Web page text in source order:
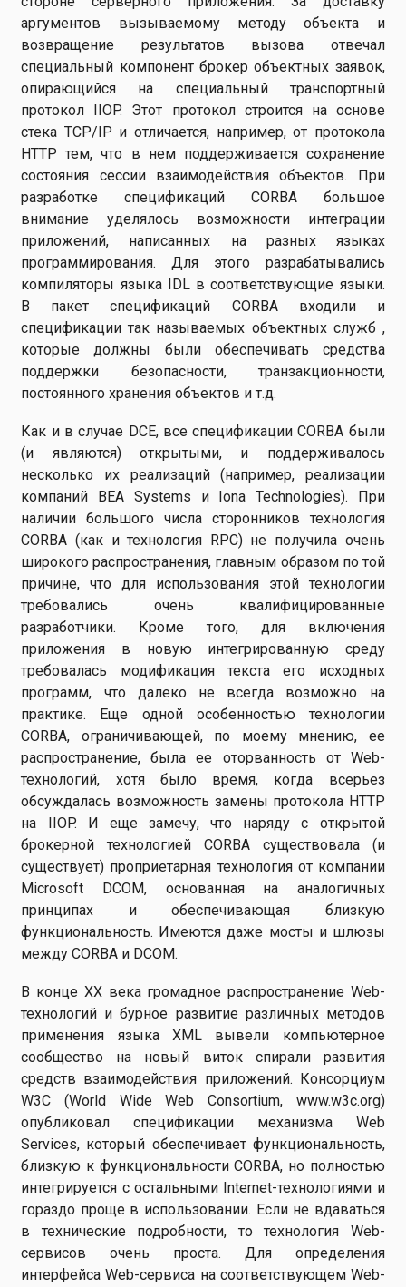
аргументов вызываемому методу объекта и
возвращение результатов вызова отвечал
специальный компонент брокер объектных заявок,
опирающийся на специальный транспортный
протокол IIOP. Этот протокол строится на основе
стека TCP/IP и отличается, например, от протокола
HTTP тем, что в нем поддерживается сохранение
состояния сессии взаимодействия объектов. При
разработке спецификаций CORBA большое
внимание уделялось возможности интеграции
приложений, написанных на разных языках
программирования. Для этого разрабатывались
компиляторы языка IDL в соответствующие языки.
В пакет спецификаций CORBA входили и
спецификации так называемых объектных служб ,
которые должны были обеспечивать средства
поддержки безопасности, транзакционности,
постоянного хранения объектов и т.д.
Как и в случае DCE, все спецификации CORBA были
(и являются) открытыми, и поддерживалось
несколько их реализаций (например, реализации
компаний BEA Systems и Iona Technologies). При
наличии большого числа сторонников технология
CORBA (как и технология RPC) не получила очень
широкого распространения, главным образом по той
причине, что для использования этой технологии
требовались очень квалифицированные
разработчики. Кроме того, для включения
приложения в новую интегрированную среду
требовалась модификация текста его исходных
программ, что далеко не всегда возможно на
практике. Еще одной особенностью технологии
CORBA, ограничивающей, по моему мнению, ее
распространение, была ее оторванность от Web-
технологий, хотя было время, когда всерьез
обсуждалась возможность замены протокола HTTP
на IIOP. И еще замечу, что наряду с открытой
брокерной технологией CORBA существовала (и
существует) проприетарная технология от компании
Microsoft DCOM, основанная на аналогичных
принципах и обеспечивающая близкую
функциональность. Имеются даже мосты и шлюзы
между CORBA и DCOM.
В конце XX века громадное распространение Web-
технологий и бурное развитие различных методов
применения языка XML вывели компьютерное
сообщество на новый виток спирали развития
средств взаимодействия приложений. Консорциум
W3C (World Wide Web Consortium, www.w3c.org)
опубликовал спецификации механизма Web
Services, который обеспечивает функциональность,
близкую к функциональности CORBA, но полностью
интегрируется с остальными Internet-технологиями и
гораздо проще в использовании. Если не вдаваться
в технические подробности, то технология Web-
сервисов очень проста. Для определения
интерфейса Web-сервиса на соответствующем Web-